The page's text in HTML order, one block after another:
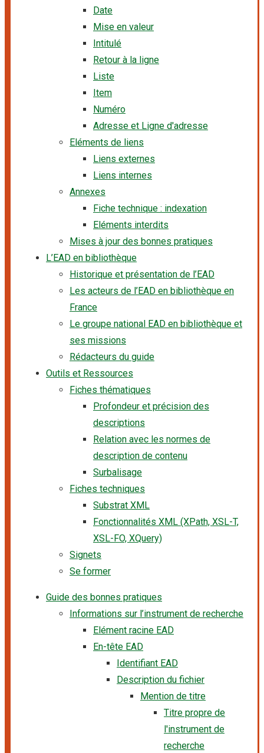
Date
Mise en valeur
Intitulé
Retour à la ligne
Liste
Item
Numéro
Adresse et Ligne d'adresse
Eléments de liens
Liens externes
Liens internes
Annexes
Fiche technique : indexation
Eléments interdits
Mises à jour des bonnes pratiques
L’EAD en bibliothèque
Historique et présentation de l’EAD
Les acteurs de l’EAD en bibliothèque en
France
Le groupe national EAD en bibliothèque et
ses missions
Rédacteurs du guide
Outils et Ressources
Fiches thématiques
Profondeur et précision des
descriptions
Relation avec les normes de
description de contenu
Surbalisage
Fiches techniques
Substrat XML
Fonctionnalités XML (XPath, XSL-T,
XSL-FO, XQuery)
Signets
Se former
Guide des bonnes pratiques
Informations sur l’instrument de recherche
Elément racine EAD
En-tête EAD
Identifiant EAD
Description du fichier
Mention de titre
Titre propre de
l'instrument de
recherche